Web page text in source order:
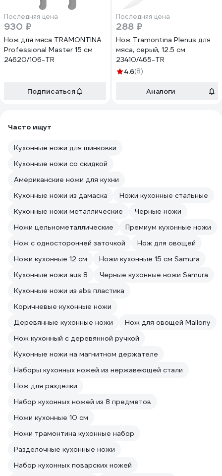
Последняя цена
930 ₽
Нож для мяса TRAMONTINA
Professional Master 15 см
24620/106-TR
Подписаться
Последняя цена
288 ₽
Нож Tramontina Plenus для
мяса, серый, 12.5 см
23410/465-TR
4.6(8)
Аналоги
Часто ищут
Кухонные ножи для шинковки
Кухонные ножи со скидкой
Американские ножи для кухни
Кухонные ножи из дамаска
Ножи кухонные стальные
Кухонные ножи металлические
Черные ножи
Ножи цельнометаллические
Премиум кухонные ножи
Нож с односторонней заточкой
Нож для овощей
Ножи кухонные 12 см
Ножи кухонные 15 см Samura
Кухонные ножи aus 8
Черные кухонные ножи Samura
Кухонные ножи из abs пластика
Коричневые кухонные ножи
Деревянные кухонные ножи
Нож для овощей Mallony
Нож кухонный с деревянной ручкой
Кухонные ножи на магнитном держателе
Наборы кухонных ножей из нержавеющей стали
Нож для разделки
Набор кухонных ножей из 8 предметов
Ножи кухонные 10 см
Ножи трамонтина кухонные набор
Разделочные кухонные ножи
Набор кухонных поварских ножей